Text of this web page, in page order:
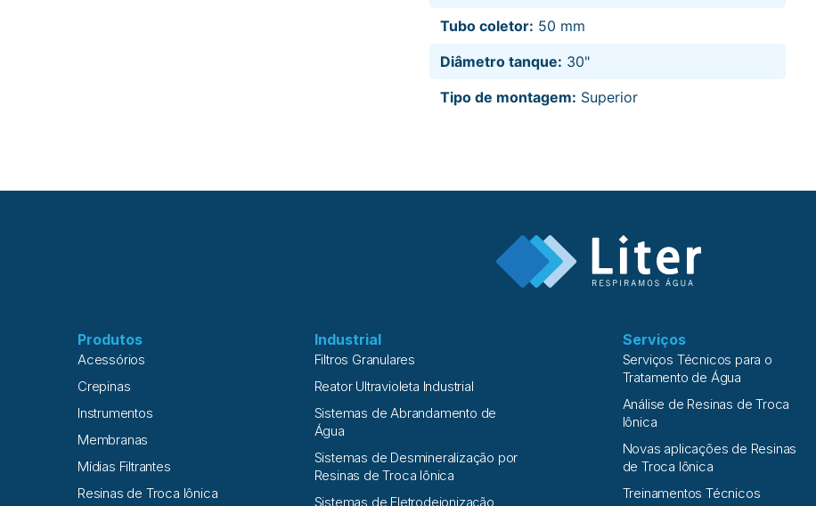
Tubo coletor: 50 mm
Diâmetro tanque: 30"
Tipo de montagem: Superior
Produtos
Acessórios
Crepinas
Instrumentos
Membranas
Mídias Filtrantes
Resinas de Troca Iônica
Industrial
Filtros Granulares
Reator Ultravioleta Industrial
Sistemas de Abrandamento de
Água
Sistemas de Desmineralização por
Resinas de Troca Iônica
Sistemas de Eletrodeionização
Serviços
Serviços Técnicos para o
Tratamento de Água
Análise de Resinas de Troca
Iônica
Novas aplicações de Resinas
de Troca Iônica
Treinamentos Técnicos